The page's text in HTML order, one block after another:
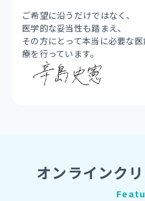
ご希望に沿うだけではなく、
医学的な妥当性も踏まえ、
その方にとって本当に必要な
療を行っています。
オンラインク